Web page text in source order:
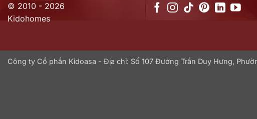
© 2010 - 2026
Kidohomes
Công ty Cổ phần Kidoasa - Địa chỉ: Số 107 Đường Trần Duy Hưng,